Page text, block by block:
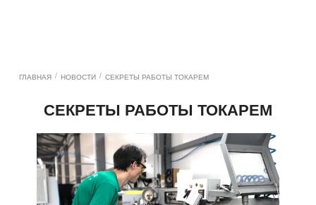
ГЛАВНАЯ / НОВОСТИ / СЕКРЕТЫ РАБОТЫ ТОКАРЕМ
СЕКРЕТЫ РАБОТЫ ТОКАРЕМ